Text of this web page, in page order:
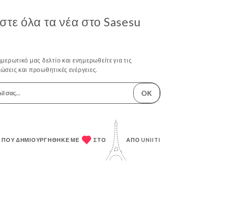
όλα τα νέα στο Sasesu
μας δελτίο και ενημερωθείτε για τις
και προωθητικές ενέργειες.
OK
ΠΟΥ ΔΗΜΙΟΥΡΓΉΘΗΚΕ ΜΕ ΣΤΟ ΑΠΌUNIITI